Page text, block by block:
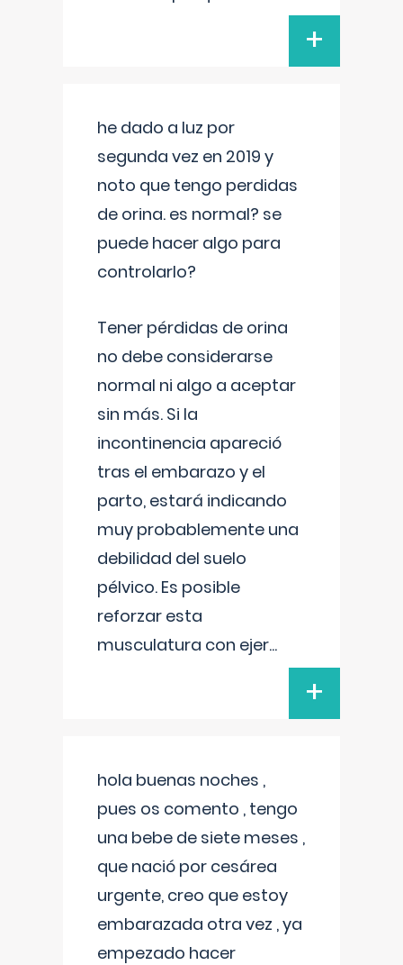
+
he dado a luz por
segunda vez en 2019 y
noto que tengo perdidas
de orina. es normal? se
puede hacer algo para
controlarlo?
Tener pérdidas de orina
no debe considerarse
normal ni algo a aceptar
sin más. Si la
incontinencia apareció
tras el embarazo y el
parto, estará indicando
muy probablemente una
debilidad del suelo
pélvico. Es posible
reforzar esta
musculatura con ejer...
+
hola buenas noches ,
pues os comento , tengo
una bebe de siete meses ,
que nació por cesárea
urgente, creo que estoy
embarazada otra vez , ya
empezado hacer